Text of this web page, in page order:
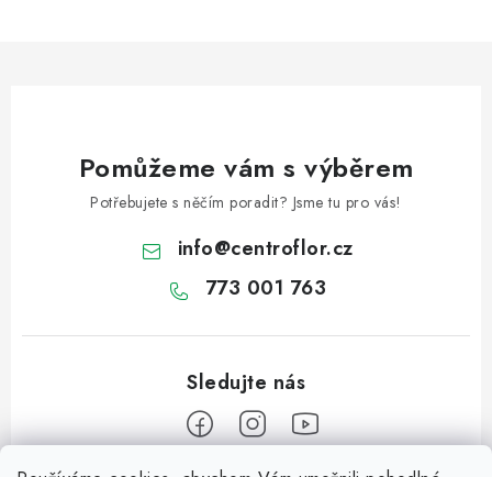
Pomůžeme vám s výběrem
Potřebujete s něčím poradit? Jsme tu pro vás!
info@centroflor.cz
773 001 763